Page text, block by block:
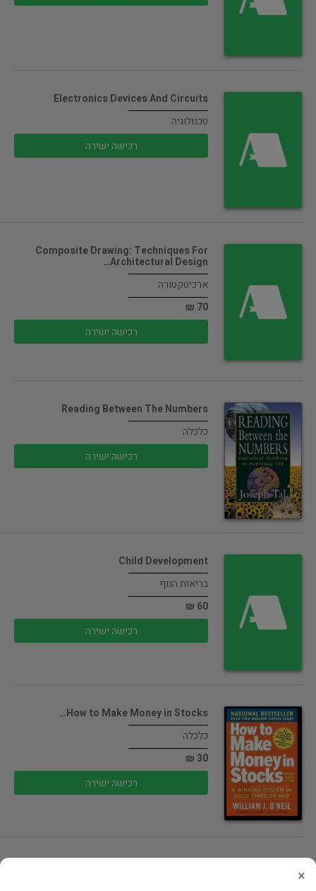
Electronics Devices And Circuits
טכנולוגיה
רכישה ישירה
Composite Drawing: Techniques For
Architectural Design…
ארכיטקטורה
70 ₪
רכישה ישירה
Reading Between The Numbers
כלכלה
רכישה ישירה
Child Development
בריאות הגוף
60 ₪
רכישה ישירה
How to Make Money in Stocks…
כלכלה
30 ₪
רכישה ישירה
×